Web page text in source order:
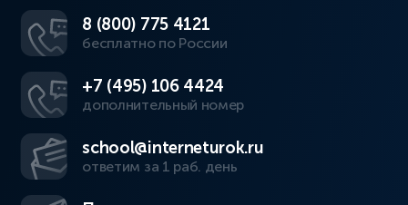
8 (800) 775 4121
бесплатно по России
+7 (495) 106 4424
дополнительный номер
school@interneturok.ru
ответим за 1 раб. день